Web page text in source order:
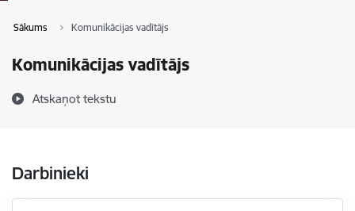
Sākums Komunikācijas vadītājs
Komunikācijas vadītājs
Atskaņot tekstu
Darbinieki